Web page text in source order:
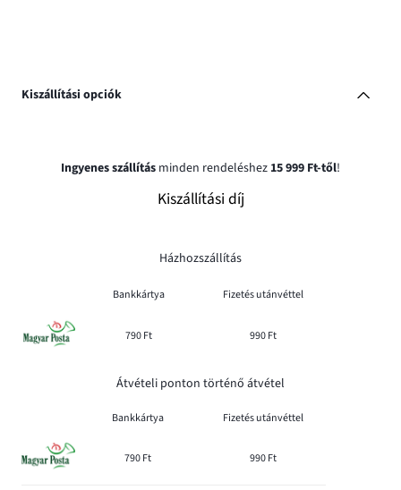
Kiszállítási opciók
Ingyenes szállítás minden rendeléshez 15 999 Ft-től!
Kiszállítási díj
Házhozszállítás
Bankkártya Fizetés utánvéttel
790 Ft 990 Ft
Átvételi ponton történő átvétel
Bankkártya Fizetés utánvéttel
790 Ft 990 Ft